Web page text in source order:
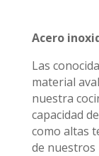
Acero
Las
material
nuestra
capacidad
como altas
de nuestros